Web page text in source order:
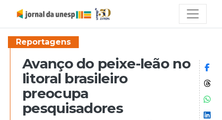
Reportagens
Avanço do peixe-leão no
litoral brasileiro
preocupa
pesquisadores